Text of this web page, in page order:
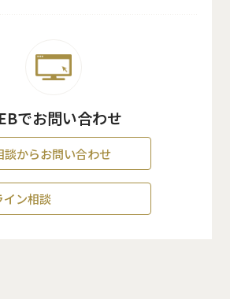
でお問い合わせ
談からお問い合わせ
イン相談